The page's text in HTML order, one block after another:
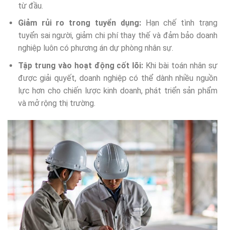
từ đầu.
Giảm rủi ro trong tuyển dụng:Hạn chế tình trạng
tuyển sai người, giảm chi phí thay thế và đảm bảo doanh
nghiệp luôn có phương án dự phòng nhân sự.
Tập trung vào hoạt động cốt lõi: Khi bài toán nhân sự
được giải quyết, doanh nghiệp có thể dành nhiều nguồn
lực hơn cho chiến lược kinh doanh, phát triển sản phẩm
và mở rộng thị trường.